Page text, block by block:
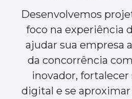
Desenvolvemos
foco na experiência
ajudar sua empresa
da concorrência
inovador, fortalecer
digital e se